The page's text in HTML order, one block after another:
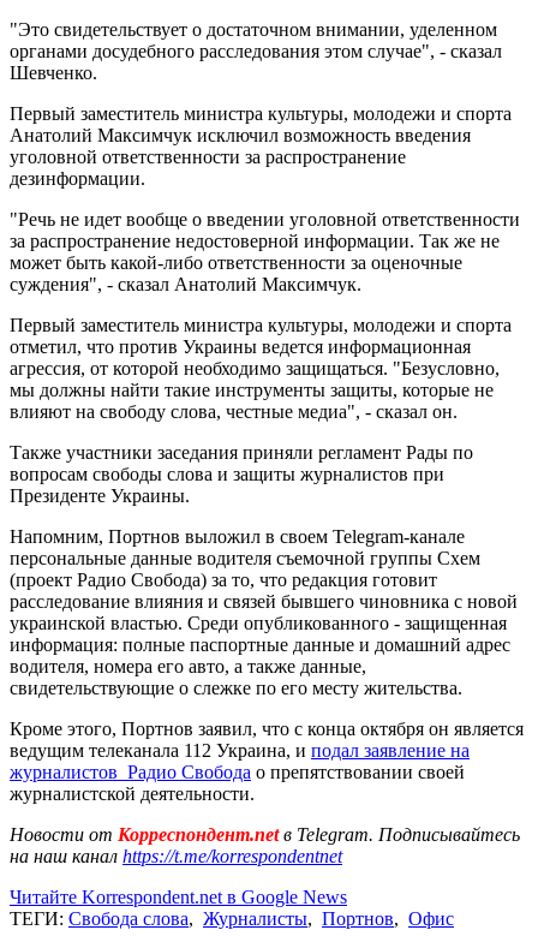
"Это свидетельствует о достаточном внимании, уделенном
органами досудебного расследования этом случае", - сказал
Шевченко.
Первый заместитель министра культуры, молодежи и спорта
Анатолий Максимчук исключил возможность введения
уголовной ответственности за распространение
дезинформации.
"Речь не идет вообще о введении уголовной ответственности
за распространение недостоверной информации. Так же не
может быть какой-либо ответственности за оценочные
суждения", - сказал Анатолий Максимчук.
Первый заместитель министра культуры, молодежи и спорта
отметил, что против Украины ведется информационная
агрессия, от которой необходимо защищаться. "Безусловно,
мы должны найти такие инструменты защиты, которые не
влияют на свободу слова, честные медиа", - сказал он.
Также участники заседания приняли регламент Рады по
вопросам свободы слова и защиты журналистов при
Президенте Украины.
Напомним, Портнов выложил в своем Telegram-канале
персональные данные водителя съемочной группы Схем
(проект Радио Свобода) за то, что редакция готовит
расследование влияния и связей бывшего чиновника с новой
украинской властью. Среди опубликованного - защищенная
информация: полные паспортные данные и домашний адрес
водителя, номера его авто, а также данные,
свидетельствующие о слежке по его месту жительства.
Кроме этого, Портнов заявил, что с конца октября он является
ведущим телеканала 112 Украина, и подал заявление на
журналистов Радио Свобода о препятствовании своей
журналистской деятельности.
Новости от Корреспондент.netв Telegram. Подписывайтесь
на наш канал https://t.me/korrespondentnet
Читайте Korrespondent.net в Google News
ТЕГИ: Свобода слова, Журналисты, Портнов, Офис